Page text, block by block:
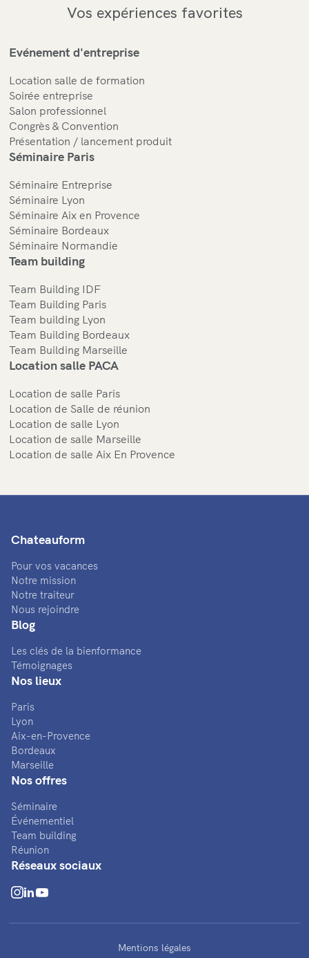
Vos expériences favorites
Evénement d'entreprise
Location salle de formation
Soirée entreprise
Salon professionnel
Congrès & Convention
Présentation / lancement produit
Séminaire Paris
Séminaire Entreprise
Séminaire Lyon
Séminaire Aix en Provence
Séminaire Bordeaux
Séminaire Normandie
Team building
Team Building IDF
Team Building Paris
Team building Lyon
Team Building Bordeaux
Team Building Marseille
Location salle PACA
Location de salle Paris
Location de Salle de réunion
Location de salle Lyon
Location de salle Marseille
Location de salle Aix En Provence
Chateauform
Pour vos vacances
Notre mission
Notre traiteur
Nous rejoindre
Blog
Les clés de la bienformance
Témoignages
Nos lieux
Paris
Lyon
Aix-en-Provence
Bordeaux
Marseille
Nos offres
Séminaire
Événementiel
Team building
Réunion
Réseaux sociaux
Mentions légales